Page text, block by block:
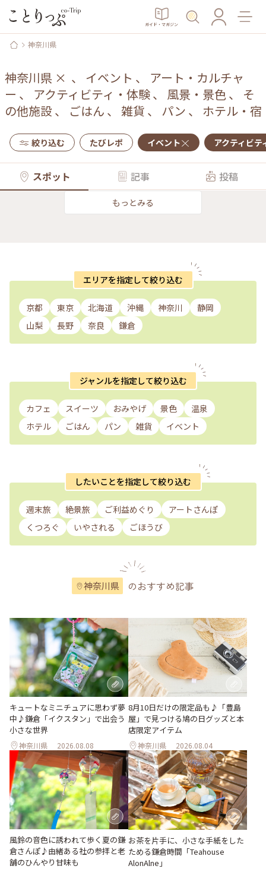
ガイド・マガジン
神奈川県
神奈川県 × 、 イベント 、 アート・カルチャ
ー 、 アクティビティ・体験、 風景・景色、 そ
の他施設、 ごはん 、 雑貨 、 パン 、 ホテル・宿
絞り込む たびレポ イベント アクティビテ
スポット 記事 投稿
もっとみる
エリアを指定して絞り込む
京都 東京 北海道 沖縄 神奈川
静岡
山梨
長野 奈良 鎌倉
ジャンルを指定して絞り込む
カフェ スイーツ おみやげ 景色
温泉
ホテル
ごはん パン 雑貨 イベント
したいことを指定して絞り込む
週末旅 絶景旅 ご利益めぐり
アートさんぽ
くつろぐ
いやされる ごほうび
神奈川県 のおすすめ記事
キュートなミニチュアに思わず夢
中♪鎌倉「イクスタン」で出会う
小さな世界
神奈川県 2026.08.08
8月10日だけの限定品も♪「豊島
屋」で見つける鳩の日グッズと本
店限定アイテム
神奈川県 2026.08.04
風鈴の音色に誘われて歩く夏の鎌
倉さんぽ♪由緒ある社の参拝と老
舗のひんやり甘味も
お茶を片手に、小さな手紙をした
ためる鎌倉時間「Teahouse
AlonAlne」